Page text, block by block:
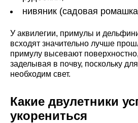
нивяник (садовая
У аквилегии, примулы и
всходят значительно лучше
примулу высевают
заделывая в почву, поскольку
необходим свет.
Какие двулетники
укорениться